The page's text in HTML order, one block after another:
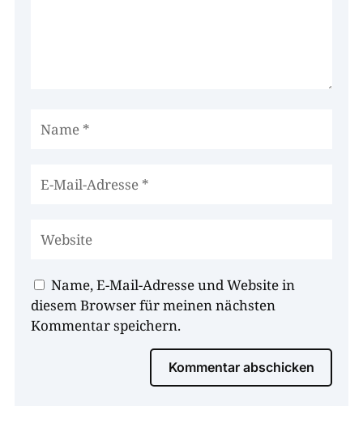
Name, E-Mail-Adresse und Website in
diesem Browser für meinen nächsten
Kommentar speichern.
Kommentar abschicken